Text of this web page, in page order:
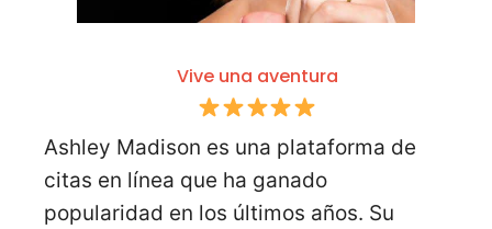
Vive una aventura
Ashley Madison es una plataforma de
citas en línea que ha ganado
popularidad en los últimos años. Su